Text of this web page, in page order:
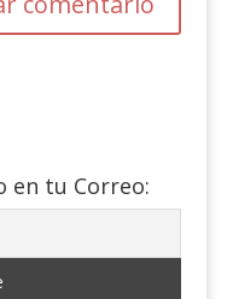
en tu Correo: